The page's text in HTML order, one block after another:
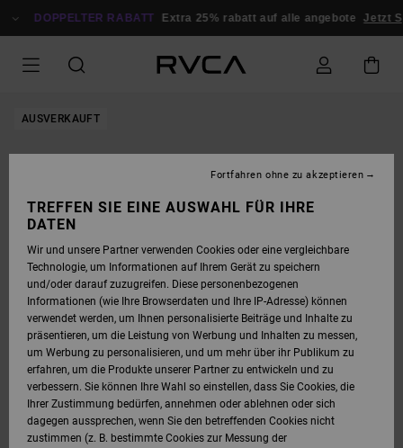
ZUR
DOPPELTER RABATT Extra 25% rabatt auf alle angebote Jetzt
AUSVERKAUFT
TREFFEN SIE EINE AUSWAHL FÜR IHRE
DATEN
Wir und unsere Partner verwenden Cookies oder eine vergleichbare
Technologie, um Informationen auf Ihrem Gerät zu speichern
und/oder darauf zuzugreifen. Diese personenbezogenen
Informationen (wie Ihre Browserdaten und Ihre IP-Adresse) können
verwendet werden, um Ihnen personalisierte Beiträge und Inhalte zu
präsentieren, um die Leistung von Werbung und Inhalten zu messen,
um Werbung zu personalisieren, und um mehr über ihr Publikum zu
erfahren, um die Produkte unserer Partner zu entwickeln und zu
verbessern. Sie können Ihre Wahl so einstellen, dass Sie Cookies, die
Ihrer Zustimmung bedürfen, annehmen oder ablehnen oder sich
dagegen aussprechen, wenn Sie den betreffenden Cookies nicht
zustimmen (z. B. bestimmte Cookies zur Messung der
Fortfahren ohne zu akzeptieren